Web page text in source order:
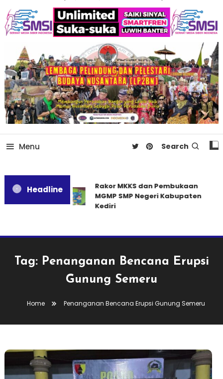
Menu Search
Headline
Rakor MKKS dan Pembukaan
MGMP SMP Negeri Kabupaten
Kediri
Tag: Penanganan Bencana Erupsi
Gunung Semeru
Home Penanganan Bencana Erupsi Gunung Semeru